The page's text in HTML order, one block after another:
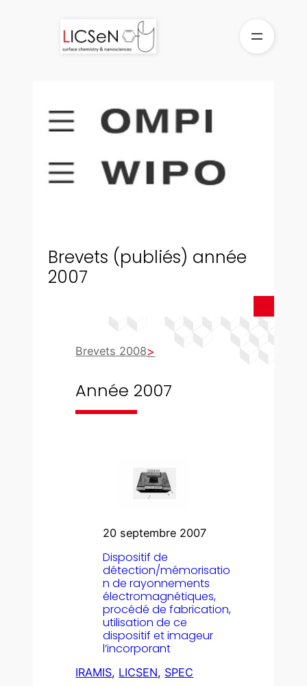
Brevets (publiés) année
2007
Brevets 2008
Année 2007
20 septembre 2007
Dispositif de
détection/mémorisatio
n de rayonnements
électromagnétiques,
procédé de fabrication,
utilisation de ce
dispositif et imageur
l’incorporant
IRAMIS, LICSEN, SPEC